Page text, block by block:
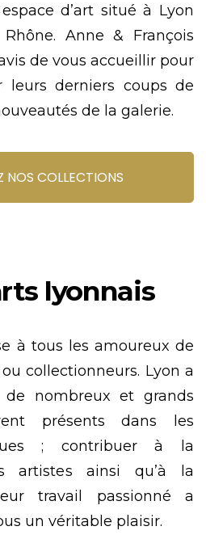
d’art situé à Lyon
Anne & François
de vous accueillir pour
leurs derniers coups de
de la galerie.
NOS COLLECTIONS
lyonnais
à tous les amoureux de
collectionneurs. Lyon a
nombreux et grands
présents dans les
; contribuer à la
artistes ainsi qu’à la
travail passionné a
un véritable plaisir.